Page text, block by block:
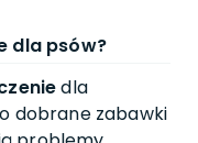
dla psów?
dla
dobrane zabawki